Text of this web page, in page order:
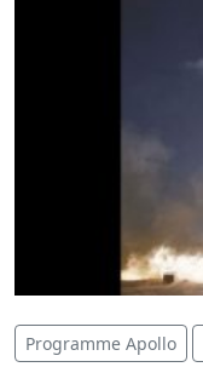
Programme Apollo